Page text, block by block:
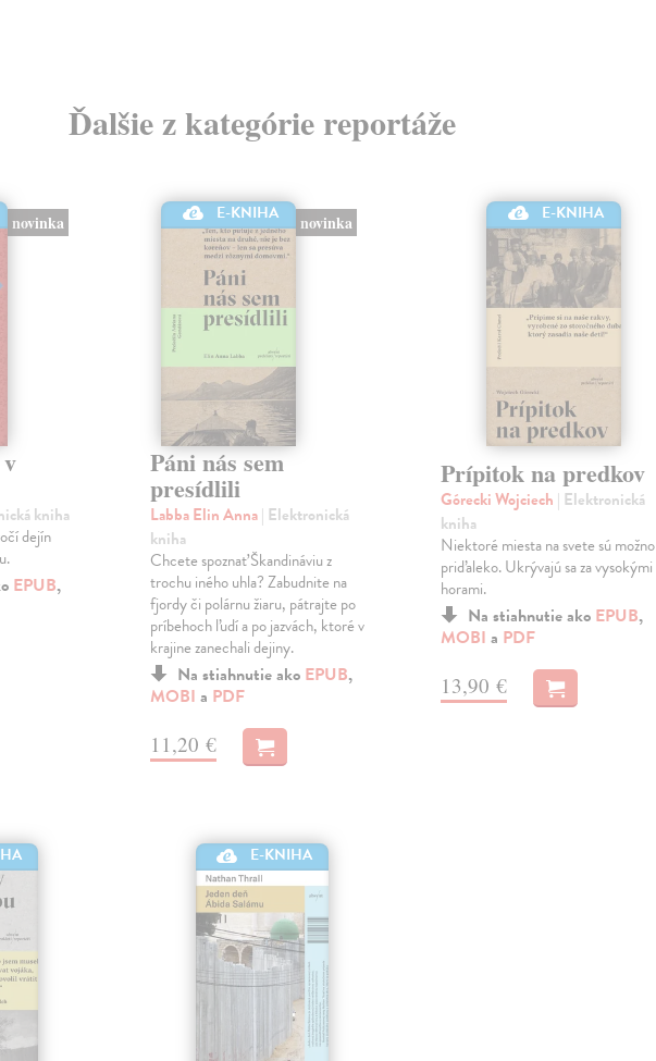
Ďalšie z kategórie reportáže
novinka
kniha
dejín
EPUB,
E-KNIHA novinka
Páni nás sem
presídlili
Labba Elin Anna| Elektronická
kniha
Chcete spoznať Škandináviu z
trochu iného uhla? Zabudnite na
fjordy či polárnu žiaru, pátrajte po
príbehoch ľudí a po jazvách, ktoré v
krajine zanechali dejiny.
Na stiahnutie ako EPUB,
MOBI a PDF
11,20 €
E-KNIHA
Prípitok na predkov
Górecki Wojciech | Elektronická
kniha
Niektoré miesta na svete sú možno
priďaleko. Ukrývajú sa za vysokými
horami.
Na stiahnutie ako EPUB,
MOBI a PDF
13,90 €
E-KNIHA